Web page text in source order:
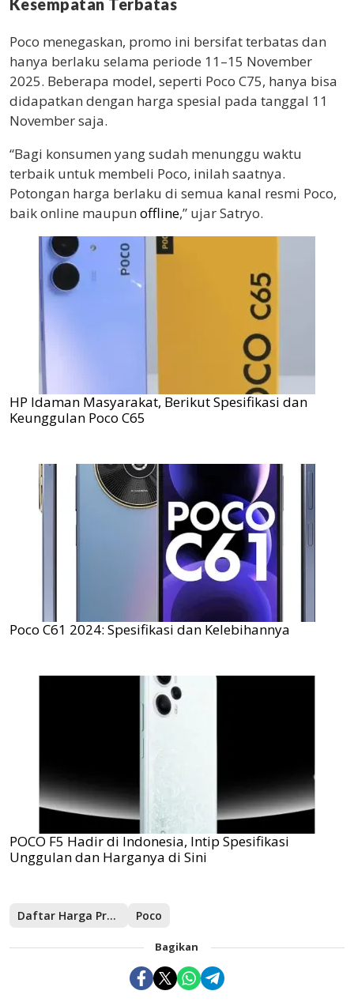
Poco menegaskan, promo ini bersifat terbatas dan
hanya berlaku selama periode 11–15 November
2025. Beberapa model, seperti Poco C75, hanya bisa
didapatkan dengan harga spesial pada tanggal 11
November saja.
“Bagi konsumen yang sudah menunggu waktu
terbaik untuk membeli Poco, inilah saatnya.
Potongan harga berlaku di semua kanal resmi Poco,
baik online maupun offline,” ujar Satryo.
HP Idaman Masyarakat, Berikut Spesifikasi dan
Keunggulan Poco C65
Poco C61 2024: Spesifikasi dan Kelebihannya
POCO F5 Hadir di Indonesia, Intip Spesifikasi
Unggulan dan Harganya di Sini
Daftar Harga Promo Poco Poco
Bagikan